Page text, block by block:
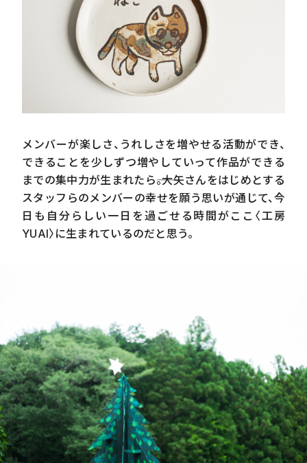
メンバーが楽しさ、うれしさを増やせる活動ができ、
できることを少しずつ増やしていって作品ができる
までの集中力が生まれたら――。大矢さんをはじめとする
スタッフらのメンバーの幸せを願う思いが通じて、今
日も自分らしい一日を過ごせる時間がここ〈工房
YUAI〉に生まれているのだと思う。